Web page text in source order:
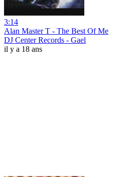
3:14
Alan Master T - The Best Of Me
DJ Center Records - Gael
il y a 18 ans